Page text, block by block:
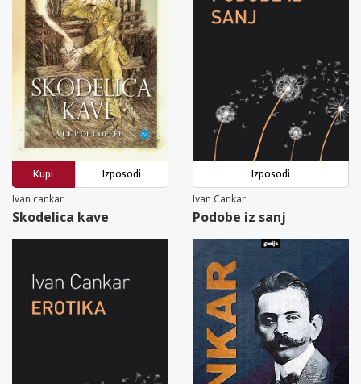
Kupi
Izposodi
Ivan cankar
Skodelica kave
Izposodi
Ivan Cankar
Podobe iz sanj